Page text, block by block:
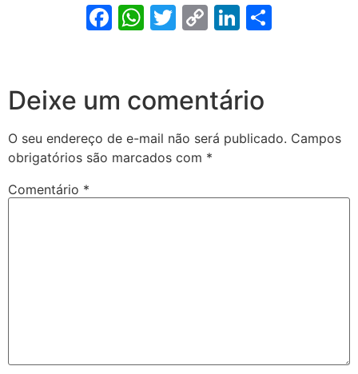
Facebook
WhatsApp
Twitter
CopyLinkedIn
Deixe um comentário
O seu endereço de e-mail não será publicado. Campos
obrigatórios são marcados com *
Comentário *